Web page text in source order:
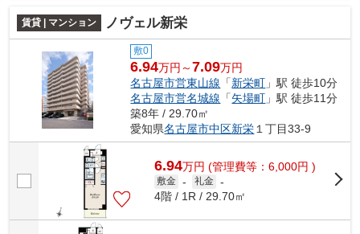
賃貸 | マンション ノヴェル新栄
敷0
6.94万円～7.09万円
名古屋市営東山線 「新栄町 」駅 徒歩10分
名古屋市営名城線 「矢場町 」駅 徒歩11分
築8年 / 29.70㎡
愛知県名古屋市中区新栄 １丁目33-9
6.94万円 (管理費等：6,000円 )
敷金 - 礼金 -
4階 / 1R / 29.70㎡